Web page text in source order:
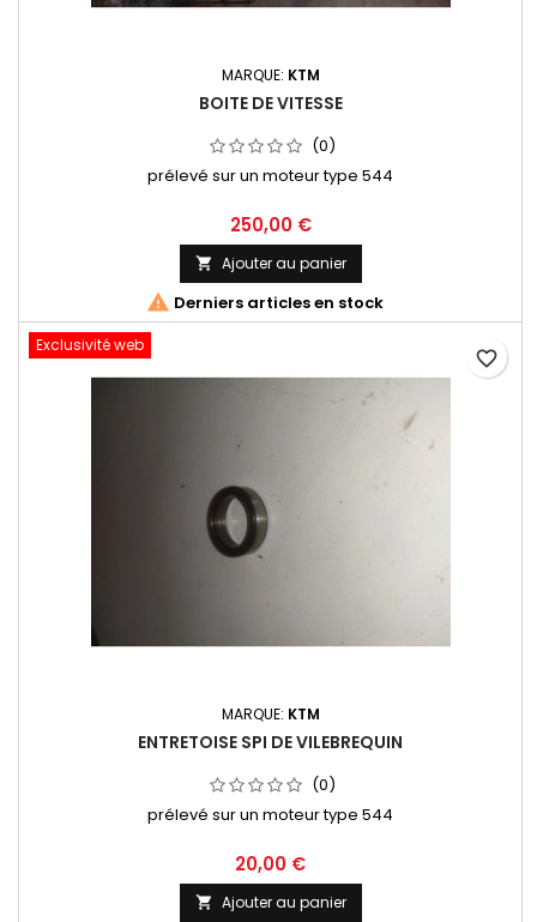
MARQUE: KTM
BOITE DE VITESSE
(0)
prélevé sur un moteur type 544
250,00 €
 Ajouter au panier
 Derniers articles en stock
Exclusivité web
MARQUE: KTM
ENTRETOISE SPI DE VILEBREQUIN
(0)
prélevé sur un moteur type 544
20,00 €
 Ajouter au panier
favorite_border